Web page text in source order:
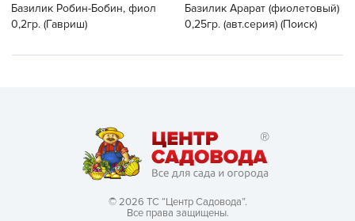
Базилик Робин-Бобин, фиол
0,2гр. (Гавриш)
Базилик Арарат (фиолетовый)
0,25гр. (авт.серия) (Поиск)
© 2026 ТС “Центр Садовода”.
Все права защищены.